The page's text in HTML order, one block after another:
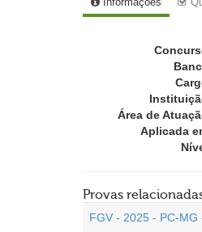
Área de
Aplicada
Provas
FGV - 2025 - PC-